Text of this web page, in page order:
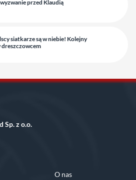
przed Klaudią
siatkarze są w niebie! Kolejny
Sp. z o.o.
O nas